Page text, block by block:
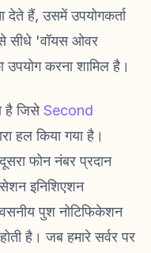
देते हैं, उसमें उपयोगकर्ता
सीधे 'वॉयस ओवर
करना शामिल है।
है जिसेSecond
हल किया गया है।
फोन नंबर प्रदान
इनिशिएशन
पुश नोटिफिकेशन
है। जब हमारे सर्वर पर